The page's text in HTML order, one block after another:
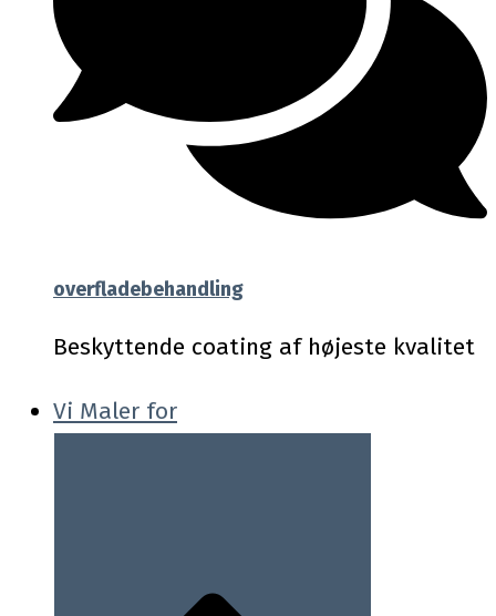
overfladebehandling
Beskyttende coating af højeste kvalitet
Vi Maler for